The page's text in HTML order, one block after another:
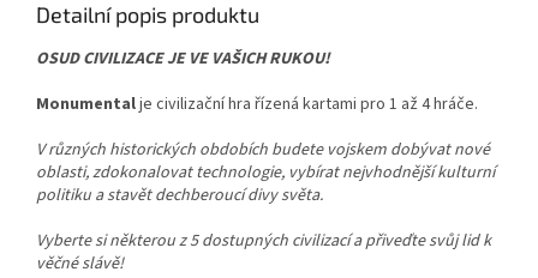
Detailní popis produktu
OSUD CIVILIZACE JE VE VAŠICH RUKOU!
Monumentalje civilizační hra řízená kartami pro 1 až 4 hráče.
V různých historických obdobích budete vojskem dobývat nové
oblasti, zdokonalovat technologie, vybírat nejvhodnější kulturní
politiku a stavět dechberoucí divy světa.
Vyberte si některou z 5 dostupných civilizací a přiveďte svůj lid k
věčné slávě!